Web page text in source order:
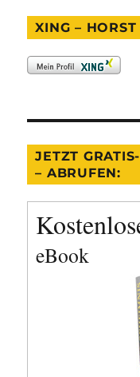
XING –
JETZT
– ABRUFEN:
eBook